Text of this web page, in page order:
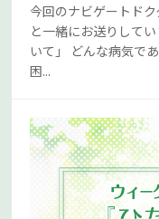
今回のナビゲートド
と一緒にお送りして
いて」 どんな病気で
困...